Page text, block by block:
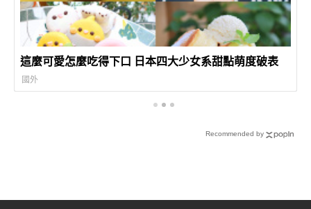
這麼可愛怎麼吃得下口 日本四大少女系甜點萌度破表
國外
Recommended by